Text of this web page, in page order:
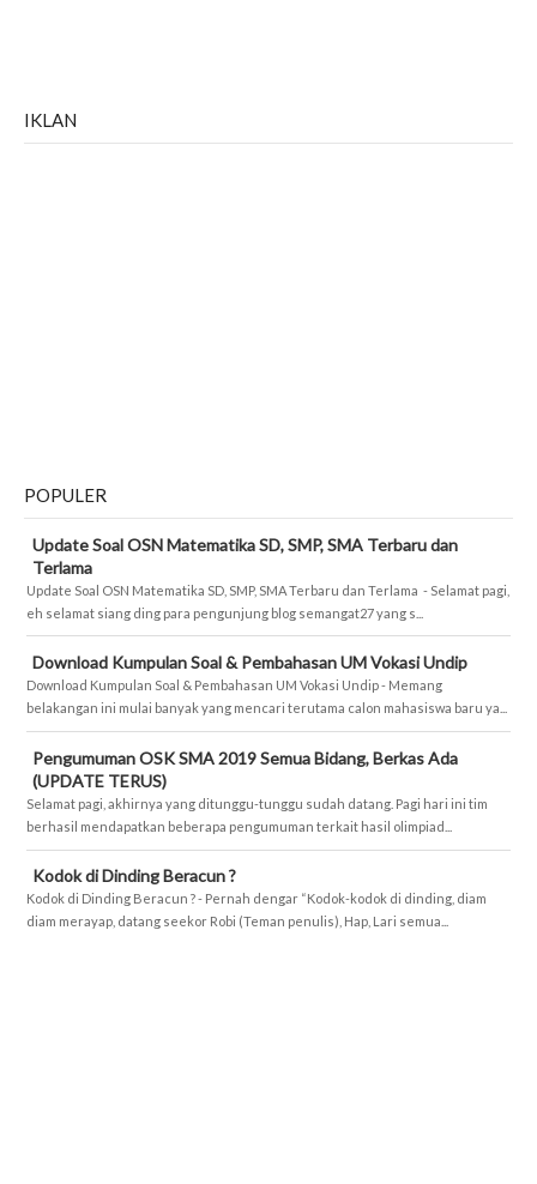
IKLAN
POPULER
Update Soal OSN Matematika SD, SMP, SMA Terbaru dan
Terlama
Update Soal OSN Matematika SD, SMP, SMA Terbaru dan Terlama - Selamat pagi,
eh selamat siang ding para pengunjung blog semangat27 yang s...
Download Kumpulan Soal & Pembahasan UM Vokasi Undip
Download Kumpulan Soal & Pembahasan UM Vokasi Undip - Memang
belakangan ini mulai banyak yang mencari terutama calon mahasiswa baru ya...
Pengumuman OSK SMA 2019 Semua Bidang, Berkas Ada
(UPDATE TERUS)
Selamat pagi, akhirnya yang ditunggu-tunggu sudah datang. Pagi hari ini tim
berhasil mendapatkan beberapa pengumuman terkait hasil olimpiad...
Kodok di Dinding Beracun ?
Kodok di Dinding Beracun ? - Pernah dengar “Kodok-kodok di dinding, diam
diam merayap, datang seekor Robi (Teman penulis), Hap, Lari semua...